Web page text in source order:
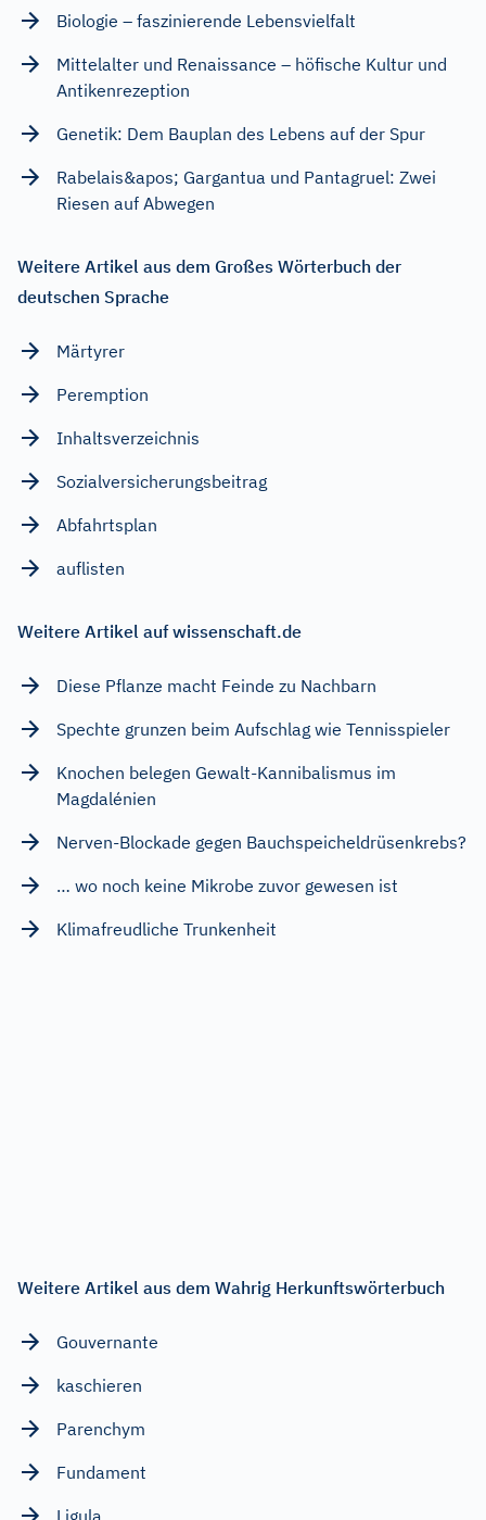
Biologie – faszinierende Lebensvielfalt
Mittelalter und Renaissance – höfische Kultur und
Antikenrezeption
Genetik: Dem Bauplan des Lebens auf der Spur
Rabelais&apos; Gargantua und Pantagruel: Zwei
Riesen auf Abwegen
Weitere Artikel aus dem Großes Wörterbuch der
deutschen Sprache
Märtyrer
Peremption
Inhaltsverzeichnis
Sozialversicherungsbeitrag
Abfahrtsplan
auflisten
Weitere Artikel auf wissenschaft.de
Diese Pflanze macht Feinde zu Nachbarn
Spechte grunzen beim Aufschlag wie Tennisspieler
Knochen belegen Gewalt-Kannibalismus im
Magdalénien
Nerven-Blockade gegen Bauchspeicheldrüsenkrebs?
… wo noch keine Mikrobe zuvor gewesen ist
Klimafreudliche Trunkenheit
Weitere Artikel aus dem Wahrig Herkunftswörterbuch
Gouvernante
kaschieren
Parenchym
Fundament
Ligula